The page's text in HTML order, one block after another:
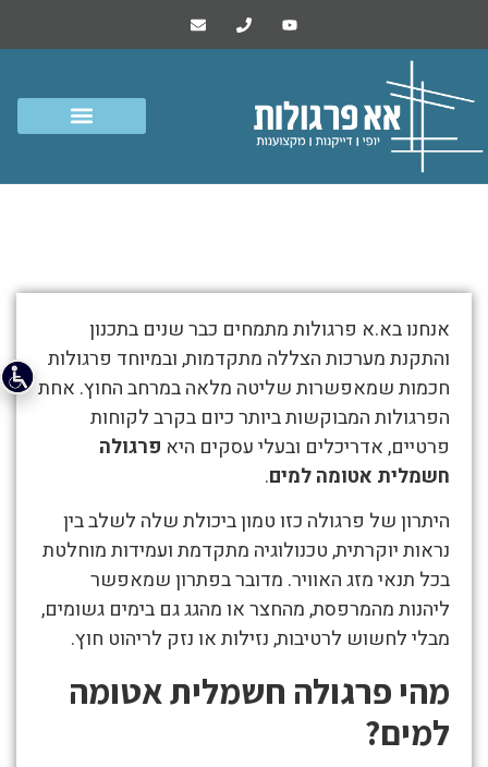
התמונות
מטה
מספרות
את
סיפור
פרגולה
חשמלית
אטומה
למים
אנחנו בא.א פרגולות מתמחים כבר שנים בתכנון
והתקנת מערכות הצללה מתקדמות, ובמיוחד פרגולות
חכמות שמאפשרות שליטה מלאה במרחב החוץ. אחת
הפרגולות המבוקשות ביותר כיום בקרב לקוחות
פרטיים, אדריכלים ובעלי עסקים היא פרגולה
חשמלית אטומה למים.
היתרון של פרגולה כזו טמון ביכולת שלה לשלב בין
נראות יוקרתית, טכנולוגיה מתקדמת ועמידות מוחלטת
בכל תנאי מזג האוויר. מדובר בפתרון שמאפשר
ליהנות מהמרפסת, מהחצר או מהגג גם בימים גשומים,
מבלי לחשוש לרטיבות, נזילות או נזק לריהוט חוץ.
מהי פרגולה חשמלית אטומה
למים?